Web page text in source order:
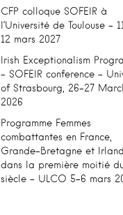
CFP colloque SOFEIR à
l’Université de Toulouse –
12 mars 2027
Irish Exceptionalism
– SOFEIR conference –
of Strasbourg, 26-27
2026
Programme Femmes
combattantes en France,
Grande-Bretagne et
dans la première moitié
siècle – ULCO 5-6 mars